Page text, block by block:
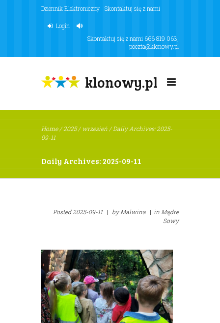
Dziennik Elektroniczny Skontaktuj się z nami
Login
Skontaktuj się z nami 666 819 063
poczta@klonowy.pl
klonowy.pl
Home/2025/ wrzesień/Daily Archives: 2025-
09-11
Daily Archives: 2025-09-11
Posted2025-09-11 | byMalwina | inMądre
Sowy